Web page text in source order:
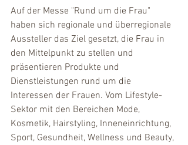
Auf der Messe "Rund um die Frau"
haben sich regionale und überregionale
Aussteller das Ziel gesetzt, die Frau in
den Mittelpunkt zu stellen und
präsentieren Produkte und
Dienstleistungen rund um die
Interessen der Frauen. Vom Lifestyle-
Sektor mit den Bereichen Mode,
Kosmetik, Hairstyling, Inneneinrichtung,
Sport, Gesundheit, Wellness und Beauty,